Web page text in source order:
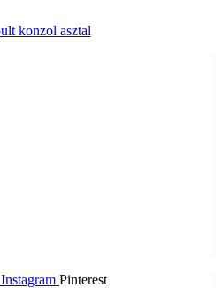
Instagram Pinterest